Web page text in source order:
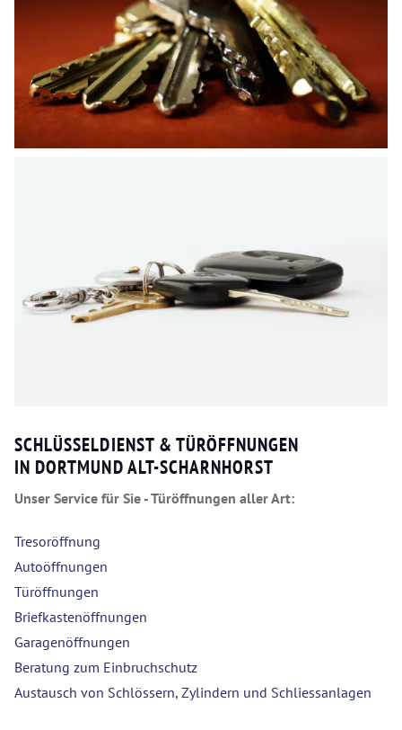
SCHLÜSSELDIENST & TÜRÖFFNUNGEN
IN DORTMUND ALT-SCHARNHORST
Unser Service für Sie - Türöffnungen aller Art:
Tresoröffnung
Autoöffnungen
Türöffnungen
Briefkastenöffnungen
Garagenöffnungen
Beratung zum Einbruchschutz
Austausch von Schlössern, Zylindern und Schliessanlagen